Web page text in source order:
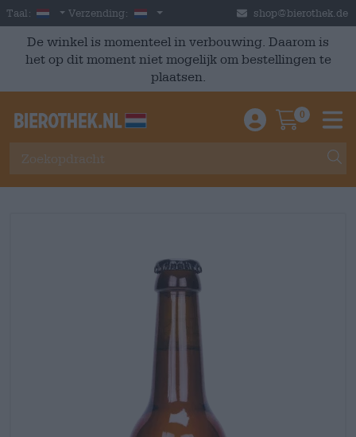
Skip to main content
Taal: Dutch
Verzending: Nederland shop@bierothek.de
De winkel is momenteel in verbouwing. Daarom is
het op dit moment niet mogelijk om bestellingen te
plaatsen.
Einloggen /
0